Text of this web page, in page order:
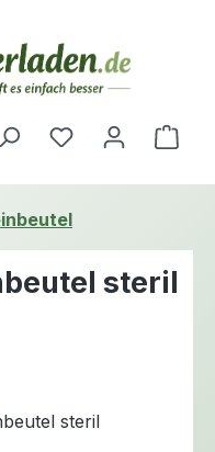
Du hast 0
steril